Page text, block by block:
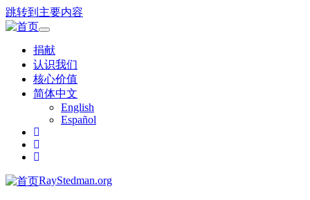
跳转到主要内容
Toggle
navigation
捐献
认识我们
核心价值
简体中文
English
Español
RayStedman.org